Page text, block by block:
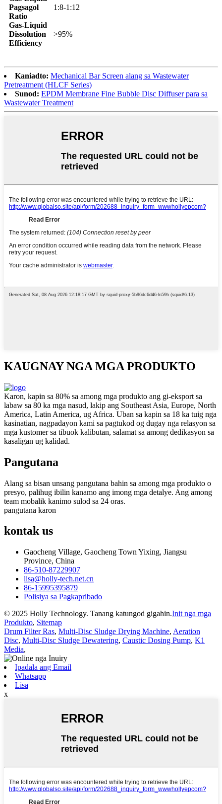
Pagsagol
Ratio
1:8-1:12
Gas-Liquid
Dissolution
Efficiency
>95%
Kaniadto: Mechanical Bar Screen alang sa Wastewater
Pretreatment (HLCF Series)
Sunod: EPDM Membrane Fine Bubble Disc Diffuser para sa
Wastewater Treatment
KAUGNAY NGA MGA PRODUKTO
Karon, kapin sa 80% sa among mga produkto ang gi-eksport sa
labaw sa 80 ka mga nasud, lakip ang Southeast Asia, Europe, North
America, Latin America, ug Africa. Uban sa kapin sa 18 ka tuig nga
kasinatian, nagpadayon kami sa pagtukod og dugay nga relasyon sa
mga kustomer sa tibuok kalibutan, salamat sa among dedikasyon sa
kasaligan ug kalidad.
Pangutana
Alang sa bisan unsang pangutana bahin sa among mga produkto o
presyo, palihug ibilin kanamo ang imong mga detalye. Ang among
team mobalik kanimo sulod sa 24 oras.
pangutana karon
kontakus
Gaocheng Village, Gaocheng Town Yixing, Jiangsu
Province, China
86-510-87229907
lisa@holly-tech.net.cn
86-15995395879
Polisiya sa Pagkapribado
© 2025 Holly Technology. Tanang katungod gigahin.Init nga mga
Produkto, Sitemap
Drum Filter Ras, Multi-Disc Sludge Drying Machine, Aeration
Disc, Multi-Disc Sludge Dewatering, Caustic Dosing Pump, K1
Media,
Ipadala ang Email
Whatsapp
Lisa
x